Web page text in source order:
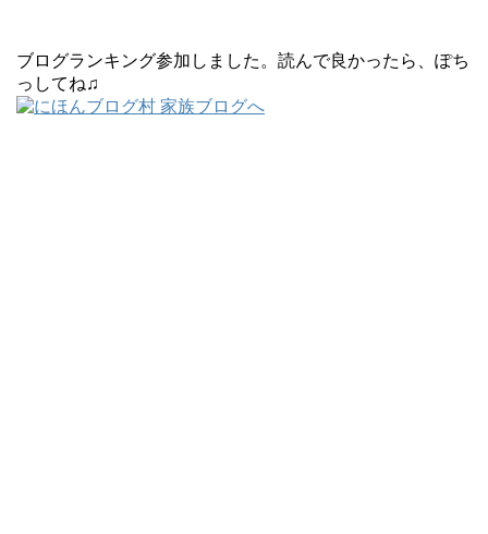
ブログランキング参加しました。読んで良かったら、ぽち
っしてね♫